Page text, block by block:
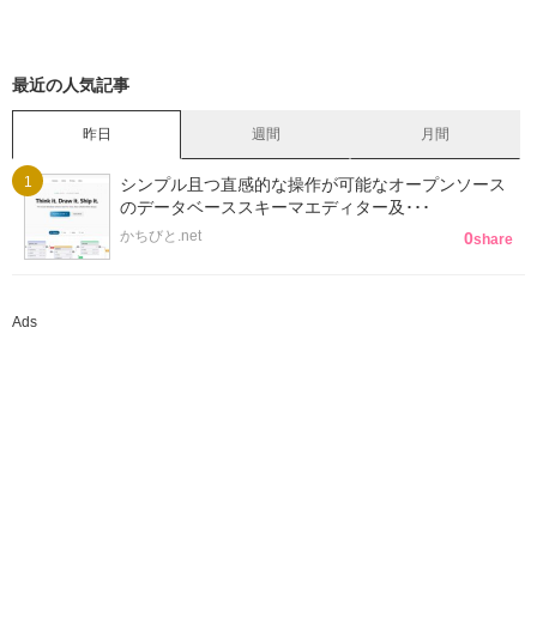
最近の人気記事
昨日 週間 月間
シンプル且つ直感的な操作が可能なオープンソース
のデータベーススキーマエディター及･･･
かちびと.net 0share
Ads